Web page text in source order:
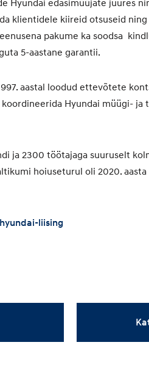
Hyundai edasimüüjate juures
klientidele kiireid otsuseid ning
pakume ka soodsa
5-aastane garantii.
aastal loodud ettevõtete
Hyundai müügi-
ja 2300 töötajaga suuruselt
hoiuseturul oli 2020. aasta
liising